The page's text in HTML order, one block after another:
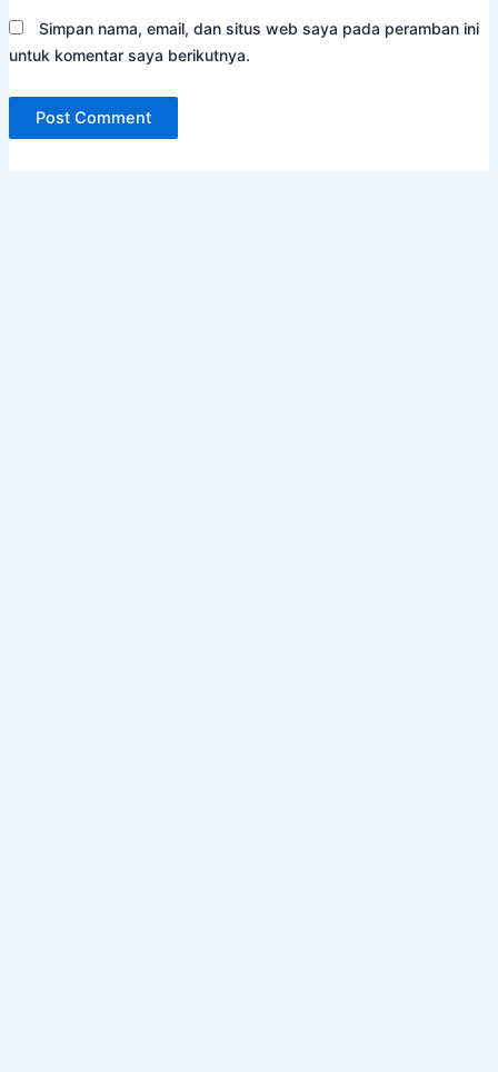
Simpan nama, email, dan situs web saya pada peramban ini
untuk komentar saya berikutnya.